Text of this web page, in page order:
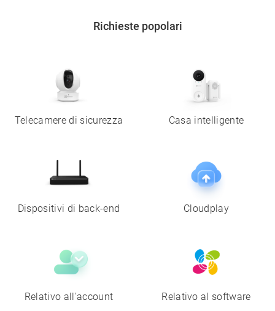
Richieste popolari
Telecamere di sicurezza Casa intelligente
Dispositivi di back-end Cloudplay
Relativo all'account Relativo al software